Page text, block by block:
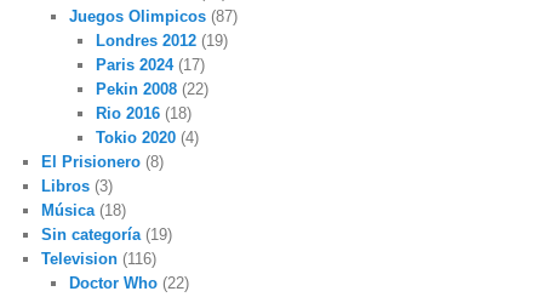
Juegos Olimpicos(87)
Londres 2012 (19)
Paris 2024(17)
Pekin 2008 (22)
Rio 2016 (18)
Tokio 2020 (4)
El Prisionero (8)
Libros (3)
Música(18)
Sin categoría(19)
Television (116)
Doctor Who(22)